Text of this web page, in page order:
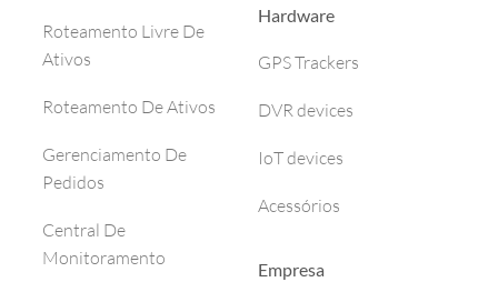
Roteamento Livre De
Ativos
Roteamento De Ativos
Gerenciamento De
Pedidos
Central De
Monitoramento
Hardware
GPS Trackers
DVR devices
IoT devices
Acessórios
Empresa